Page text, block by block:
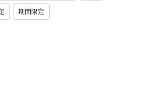
期間限定